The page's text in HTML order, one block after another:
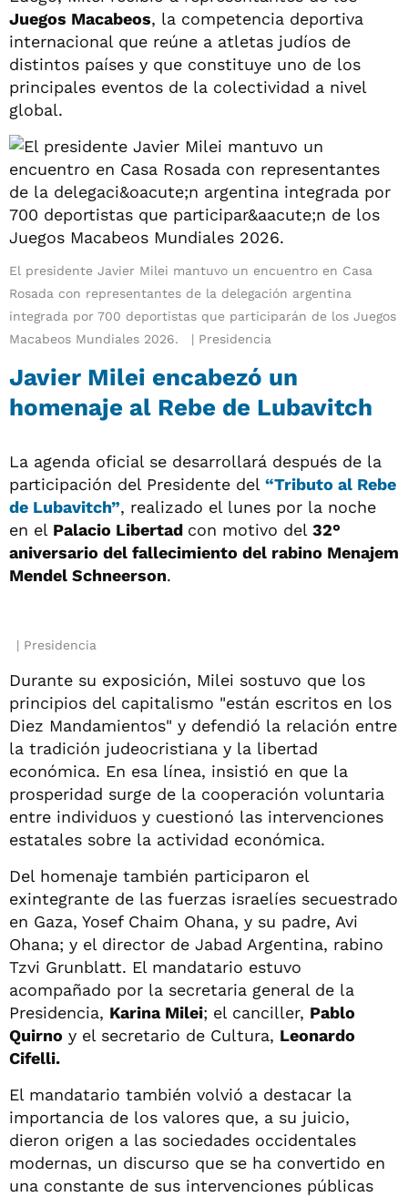
Juegos Macabeos, la competencia deportiva
internacional que reúne a atletas judíos de
distintos países y que constituye uno de los
principales eventos de la colectividad a nivel
global.
El presidente Javier Milei mantuvo un encuentro en Casa
Rosada con representantes de la delegación argentina
integrada por 700 deportistas que participarán de los Juegos
Macabeos Mundiales 2026.
Presidencia
Javier Milei encabezó un
homenaje al Rebe de Lubavitch
La agenda oficial se desarrollará después de la
participación del Presidente del “Tributo al Rebe
de Lubavitch”, realizado el lunes por la noche
en el Palacio Libertad con motivo del 32°
aniversario del fallecimiento del rabino Menajem
Mendel Schneerson.
Presidencia
Durante su exposición, Milei sostuvo que los
principios del capitalismo "están escritos en los
Diez Mandamientos" y defendió la relación entre
la tradición judeocristiana y la libertad
económica. En esa línea, insistió en que la
prosperidad surge de la cooperación voluntaria
entre individuos y cuestionó las intervenciones
estatales sobre la actividad económica.
Del homenaje también participaron el
exintegrante de las fuerzas israelíes secuestrado
en Gaza, Yosef Chaim Ohana, y su padre, Avi
Ohana; y el director de Jabad Argentina, rabino
Tzvi Grunblatt. El mandatario estuvo
acompañado por la secretaria general de la
Presidencia, Karina Milei; el canciller, Pablo
Quirno y el secretario de Cultura, Leonardo
Cifelli.
El mandatario también volvió a destacar la
importancia de los valores que, a su juicio,
dieron origen a las sociedades occidentales
modernas, un discurso que se ha convertido en
una constante de sus intervenciones públicas